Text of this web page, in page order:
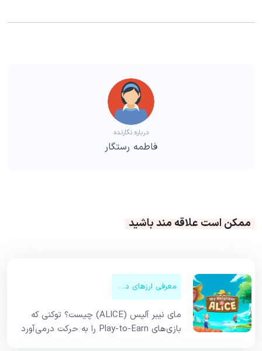
درباره نگارنده
فاطمه رستگار
ممکن است علاقه مند باشید
معرفی ارزهای دیجیتال
مای نیبر آلیس (ALICE) چیست؟ توکنی که
بازی‌های Play-to-Earn را به حرکت درمی‌آورد